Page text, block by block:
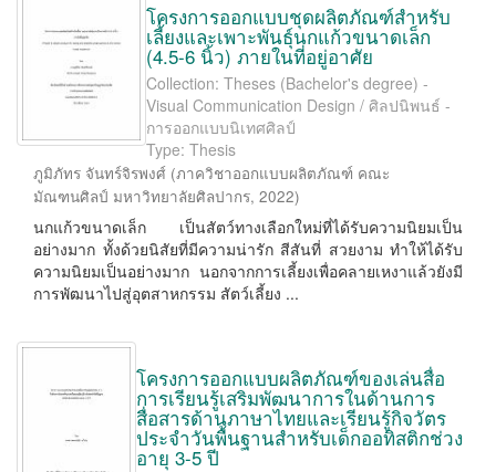
โครงการออกแบบชุดผลิตภัณฑ์สำหรับ
เลี้ยงและเพาะพันธุ์นกแก้วขนาดเล็ก
(4.5-6 นิ้ว) ภายในที่อยู่อาศัย
Collection: Theses (Bachelor's degree) -
Visual Communication Design / ศิลปนิพนธ์ -
การออกแบบนิเทศศิลป์
Type: Thesis
ภูมิภัทร จันทร์จิรพงศ์ (ภาควิชาออกแบบผลิตภัณฑ์ คณะ
มัณฑนศิลป์ มหาวิทยาลัยศิลปากร, 2022)
นกแก้วขนาดเล็ก เป็นสัตว์ทางเลือกใหม่ที่ได้รับความนิยมเป็น
อย่างมาก ทั้งด้วยนิสัยที่มีความน่ารัก สีสันที่ สวยงาม ทำให้ได้รับ
ความนิยมเป็นอย่างมาก นอกจากการเลี้ยงเพื่อคลายเหงาแล้วยังมี
การพัฒนาไปสู่อุตสาหกรรม สัตว์เลี้ยง ...
โครงการออกแบบผลิตภัณฑ์ของเล่นสื่อ
การเรียนรู้เสริมพัฒนาการในด้านการ
สื่อสารด้านภาษาไทยและเรียนรู้กิจวัตร
ประจำวันพื้นฐานสำหรับเด็กออทิสติกช่วง
อายุ 3-5 ปี